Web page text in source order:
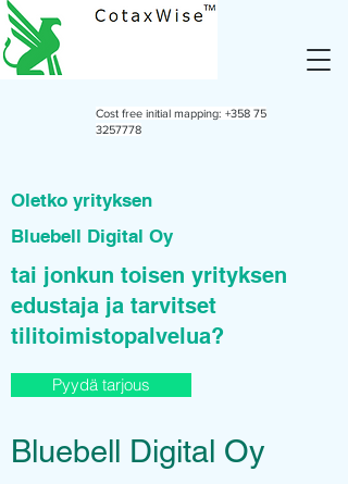
Cost free initial mapping: +358 75
3257778
Oletko yrityksen
Bluebell Digital Oy
tai jonkun toisen yrityksen
edustaja ja tarvitset
tilitoimistopalvelua?
Pyydä tarjous
Bluebell Digital Oy